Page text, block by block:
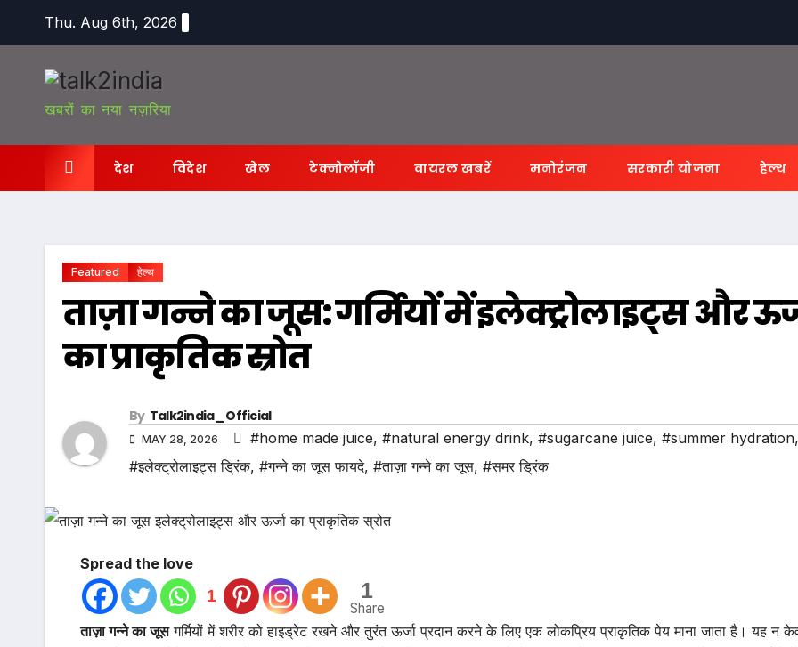
content
Thu. Aug 6th, 2026
खबरों का नया नज़रिया
देश विदेश खेल टेक्नोलॉजी वायरल खबरें मनोरंजन सरकारी योजना हेल्थ
Featured हेल्थ
ताज़ा गन्ने का जूस: गर्मियों में इलेक्ट्रोलाइट्स और
का प्राकृतिक स्रोत
By Talk2india_ Official
MAY 28, 2026 #home made juice, #natural energy drink, #sugarcane juice, #summer hydration,
#इलेक्ट्रोलाइट्स ड्रिंक, #गन्ने का जूस फायदे, #ताज़ा गन्ने का जूस, #समर ड्रिंक
Spread the love
1 1
Share
ताज़ा गन्ने का जूसगर्मियों में शरीर को हाइड्रेट रखने और तुरंत ऊर्जा प्रदान करने के लिए एक लोकप्रिय प्राकृतिक पेय माना जाता है। यह न